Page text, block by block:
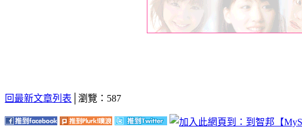
回最新文章列表 │瀏覽：587